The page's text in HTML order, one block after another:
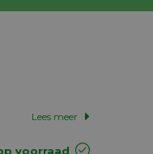
Lees meer
voorraad